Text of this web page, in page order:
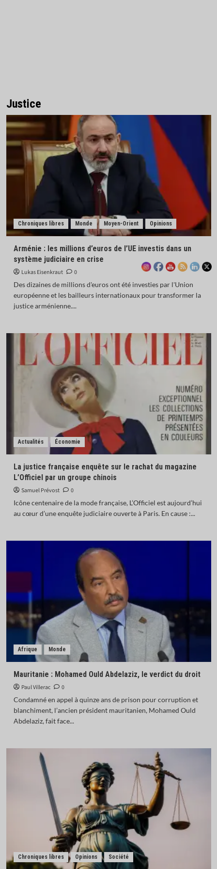
Justice
Chroniques libres Monde Moyen-Orient Opinions
Arménie : les millions d’euros de l’UE investis dans un
système judiciaire en crise
Lukas Eisenkraut
0
Des dizaines de millions d'euros ont été investies par l'Union
européenne et les bailleurs internationaux pour transformer la
justice arménienne....
Actualités Économie
La justice française enquête sur le rachat du magazine
L’Officiel par un groupe chinois
Samuel Prévost
0
Icône centenaire de la mode française, L’Officiel est aujourd’hui
au cœur d’une enquête judiciaire ouverte à Paris. En cause :...
Afrique Monde
Mauritanie : Mohamed Ould Abdelaziz, le verdict du droit
Paul Villerac
0
Condamné en appel à quinze ans de prison pour corruption et
blanchiment, l’ancien président mauritanien, Mohamed Ould
Abdelaziz, fait face...
Chroniques libres Opinions Société